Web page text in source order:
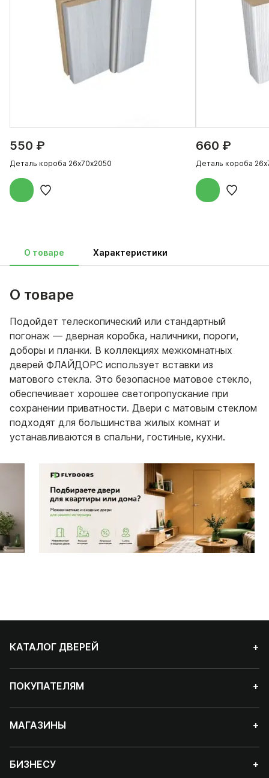
550 ₽
Деталь короба 26х70х2050
660 ₽
Деталь короба
О товаре Характеристики
О товаре
Подойдет телескопический или стандартный
погонаж — дверная коробка, наличники, пороги,
доборы и планки. В коллекциях межкомнатных
дверей ФЛАЙДОРС использует вставки из
матового стекла. Это безопасное матовое стекло,
обеспечивает хорошее светопропускание при
сохранении приватности. Двери с матовым стеклом
подходят для большинства жилых комнат и
устанавливаются в спальни, гостиные, кухни.
КАТАЛОГ ДВЕРЕЙ +
ПОКУПАТЕЛЯМ +
МАГАЗИНЫ +
БИЗНЕСУ +